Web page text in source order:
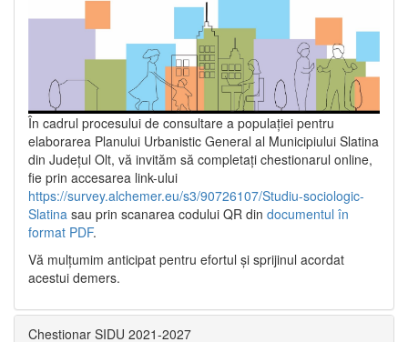
În cadrul procesului de consultare a populaţiei pentru
elaborarea Planului Urbanistic General al Municipiului Slatina
din Județul Olt, vă invităm să completați chestionarul online,
fie prin accesarea link-ului
https://survey.alchemer.eu/s3/90726107/Studiu-sociologic-
Slatina sau prin scanarea codului QR din documentul în
format PDF.
Vă mulţumim anticipat pentru efortul şi sprijinul acordat
acestui demers.
Chestionar SIDU 2021-2027